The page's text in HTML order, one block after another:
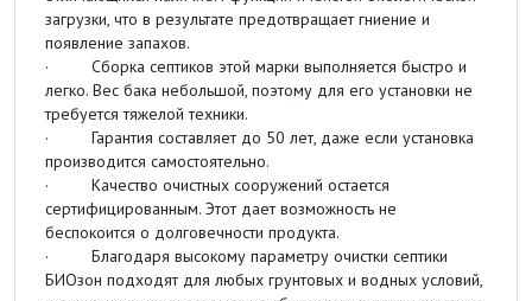
загрузки, что в результате предотвращает гниение и
появление запахов.
· Сборка септиков этой марки выполняется быстро и
легко. Вес бака небольшой, поэтому для его установки не
требуется тяжелой техники.
· Гарантия составляет до 50 лет, даже если установка
производится самостоятельно.
· Качество очистных сооружений остается
сертифицированным. Этот дает возможность не
беспокоится о долговечности продукта.
· Благодаря высокому параметру очистки септики
БИОзон подходят для любых грунтовых и водных условий,